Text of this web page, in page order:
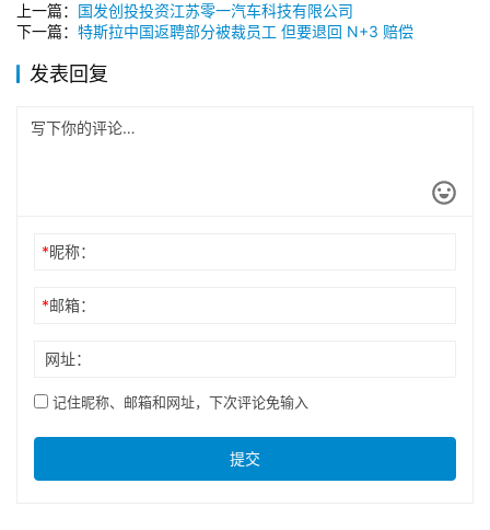
上一篇： 国发创投投资江苏零一汽车科技有限公司
下一篇： 特斯拉中国返聘部分被裁员工 但要退回 N+3 赔偿
发表回复
*昵称：
*邮箱：
网址：
记住昵称、邮箱和网址，下次评论免输入
提交